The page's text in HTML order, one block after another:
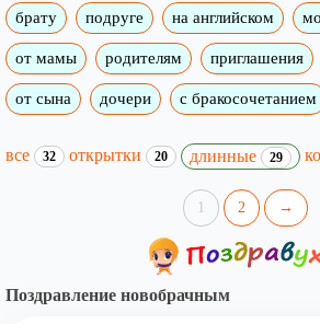
брату подруге на английском
от мамы родителям приглашения
от сына дочери с бракосочетанием
все 32 открытки 20 длинные 29
1 2 →
Поздравление новобрачным